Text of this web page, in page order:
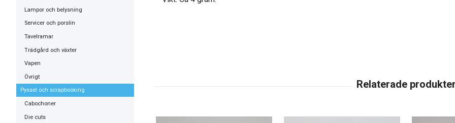
Lampor och belysning
Servicer och porslin
Tavelramar
Trädgård och växter
Vapen
Övrigt
Pyssel och scrapbooking
Cabochoner
Die cuts